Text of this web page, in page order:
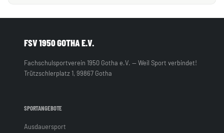
FSV 1950 GOTHA E.V.
Fachschulsportverein 1950 Gotha e.V. — Weil Sport verbindet!
Trützschlerplatz 1, 99867 Gotha
SPORTANGEBOTE
Ausdauersport